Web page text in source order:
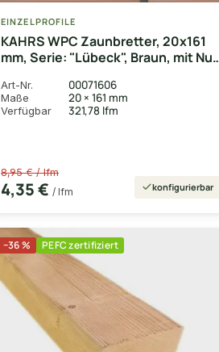
EINZELPROFILE
KAHRS WPC Zaunbretter, 20x161
mm, Serie: "Lübeck", Braun, mit Nut
Art-Nr. 00071606
Maße 20 × 161 mm
Verfügbar 321,78 lfm
8,95 € / lfm
4,35 € / lfm konfigurierbar
−36 % PEFC zertifiziert